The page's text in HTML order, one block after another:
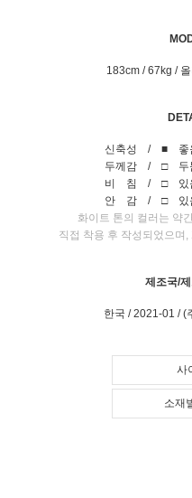
183cm / 67kg /
신축성 / ■
두께감 / □
비 침 / □ 있
안 감 / □ 있
화이트 톤의 컬러는 약
직접 착용 후 작성되었으며
제조국/
한국 / 2021-01 / (
사
소재